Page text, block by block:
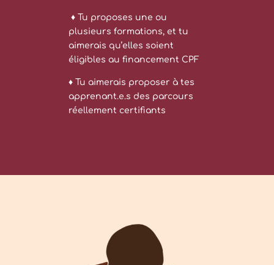
♦ Tu proposes une ou
plusieurs formations, et tu
aimerais qu’elles soient
éligibles au financement CPF
♦ Tu aimerais proposer à tes
apprenant.e.s des parcours
réellement certifiants